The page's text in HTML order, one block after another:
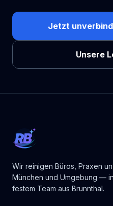
Jetzt
Unsere
RB
Wir reinigen Büros, Praxen
München und Umgebung —
festem Team aus Brunnthal.